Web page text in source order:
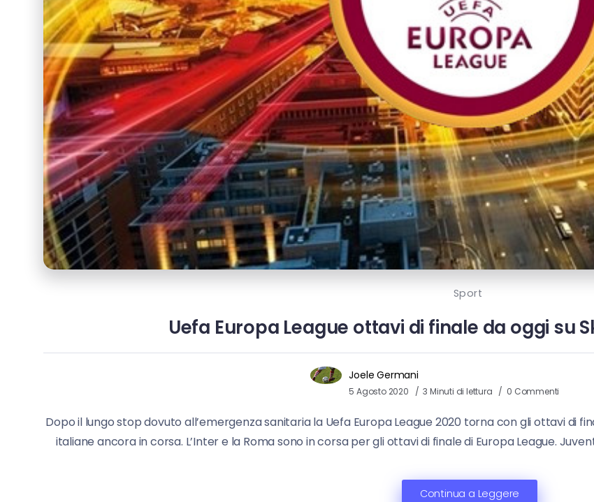
Sport
Uefa Europa League ottavi di finale da oggi su
Joele Germani
5 Agosto 2020 3 Minuti di lettura 0 Commenti
Dopo il lungo stop dovuto all’emergenza sanitaria la Uefa Europa League 2020 torna con gli ottavi di
italiane ancora in corsa. L’Inter e la Roma sono in corsa per gli ottavi di finale di Europa League.
Continua a Leggere